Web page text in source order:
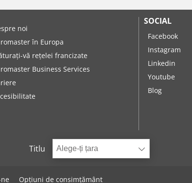
noi
în Europa
vă rețelei francizate
Business Services
SOCIAL
Facebook
Instagram
Linkedin
Youtube
Blog
Titlu Alege-ți țara
Opțiuni de consimțământ